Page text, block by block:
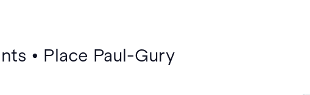
• Place Paul-Gury